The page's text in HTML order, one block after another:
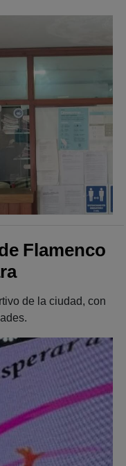
Flamenco
de la ciudad, con